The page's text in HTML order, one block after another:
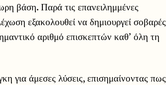
βάση. Παρά τις επανειλημμένες
εξακολουθεί να δημιουργεί σοβαρές
αριθμό επισκεπτών καθ’ όλη τη
για άμεσες λύσεις, επισημαίνοντας πως